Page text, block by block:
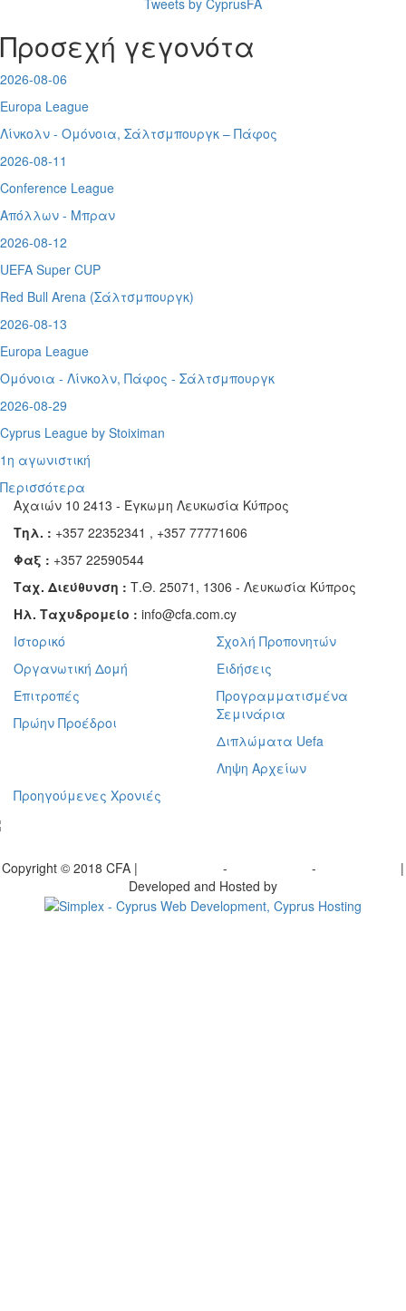
Προσεχή γεγονότα
2026-08-06
Europa League
Λίνκολν - Ομόνοια, Σάλτσμπουργκ – Πάφος
2026-08-11
Conference League
Απόλλων - Μπραν
2026-08-12
UEFA Super CUP
Red Bull Arena (Σάλτσμπουργκ)
2026-08-13
Europa League
Ομόνοια - Λίνκολν, Πάφος - Σάλτσμπουργκ
2026-08-29
Cyprus League by Stoiximan
1η αγωνιστική
Περισσότερα
Αχαιών 10 2413 - Έγκωμη Λευκωσία Κύπρος
Τηλ. : +357 22352341 , +357 77771606
Φαξ : +357 22590544
Ταχ. Διεύθυνση : Τ.Θ. 25071, 1306 - Λευκωσία Κύπρος
Ηλ. Ταχυδρομείο : info@cfa.com.cy
Ιστορικό
Οργανωτική Δομή
Επιτροπές
Πρώην Προέδροι
Σχολή Προπονητών
Ειδήσεις
Προγραμματισμένα
Σεμινάρια
Διπλώματα Uefa
Ληψη Αρχείων
Προηγούμενες Χρονιές
Copyright © 2018 CFA | - -
|
Developed and Hosted by